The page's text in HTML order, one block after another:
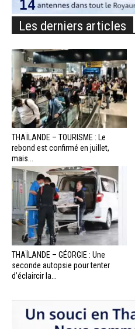
Les derniers articles
THAÏLANDE – TOURISME : Le
rebond est confirmé en juillet,
mais...
THAÏLANDE – GÉORGIE : Une
seconde autopsie pour tenter
d’éclaircir la...